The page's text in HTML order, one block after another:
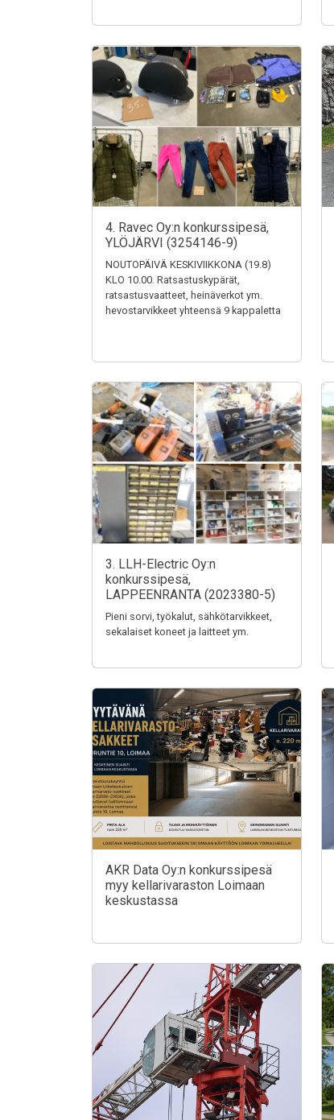
4. Ravec Oy:n konkurssipesä,
YLÖJÄRVI (3254146-9)
NOUTOPÄIVÄ KESKIVIIKKONA (19.8)
KLO 10.00. Ratsastuskypärät,
ratsastusvaatteet, heinäverkot ym.
hevostarvikkeet yhteensä 9 kappaletta
3. LLH-Electric Oy:n
konkurssipesä,
LAPPEENRANTA (2023380-5)
Pieni sorvi, työkalut, sähkötarvikkeet,
sekalaiset koneet ja laitteet ym.
AKR Data Oy:n konkurssipesä
myy kellarivaraston Loimaan
keskustassa